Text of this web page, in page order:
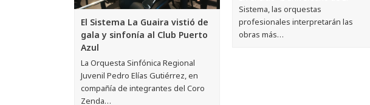
El Sistema La Guaira vistió de
gala y sinfonía al Club Puerto
Azul
La Orquesta Sinfónica Regional
Juvenil Pedro Elías Gutiérrez, en
compañía de integrantes del Coro
Zenda…
Sistema, las orquestas
profesionales interpretarán las
obras más…